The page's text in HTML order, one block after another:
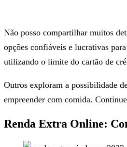
Não posso compartilhar muitos
opções confiáveis e lucrativas
utilizando o limite do cartão de
Outros exploram a possibilidade
empreender com comida.
Renda Extra Online: